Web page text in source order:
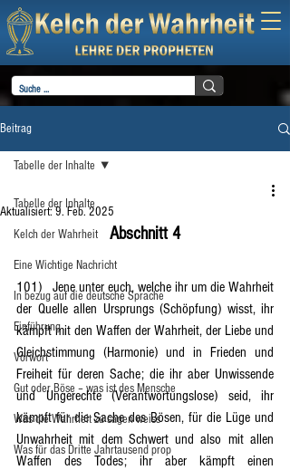
Beitrag
Tabelle der Inhalte
Kelch der Wahrheit
Eine Wichtige Nachricht
In bezug auf die deutsche Sprache
Einführung
Vorwort
Gut oder Böse – was ist des Mensche
Was die Wahrheit zu sagen weiss
Was für das Dritte Jahrtausend prop
Tabelle der Inhalte
Aktualisiert:9. Feb. 2025
Abschnitt 4
101)	Jene unter euch, welche ihr um die Wahrheit
der Quelle allen Ursprungs (Schöpfung) wisst, ihr
kämpft mit den Waffen der Wahrheit, der Liebe und
Gleichstimmung (Harmonie) und in Frieden und
Freiheit für deren Sache; die ihr aber Unwissende
und Ungerechte (Verantwortungslose) seid, ihr
kämpft für die Sache des Bösen, für die Lüge und
Unwahrheit mit dem Schwert und also mit allen
Waffen des Todes; ihr aber kämpft einen